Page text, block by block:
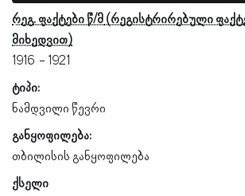
რეგ. ფაქტები წ/მ
1916
1921
ტიპი:
ნამდვილი წევრი
განყოფილება:
თბილისის განყოფილება
ქსელი